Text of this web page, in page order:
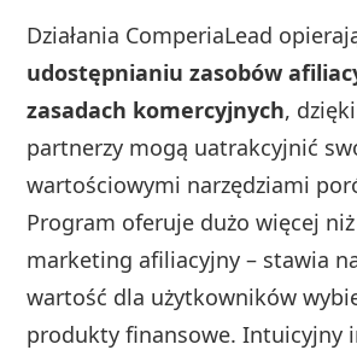
Działania ComperiaLead
udostępnianiu zasobów
zasadach komercyjnych,
partnerzy mogą uatrakcyjnić
wartościowymi narzędziami
Program oferuje dużo więcej
marketing afiliacyjny – stawia
wartość dla użytkowników
produkty finansowe. Intuicyjny